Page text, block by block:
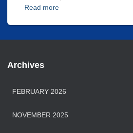
Read more
Archives
FEBRUARY 2026
NOVEMBER 2025